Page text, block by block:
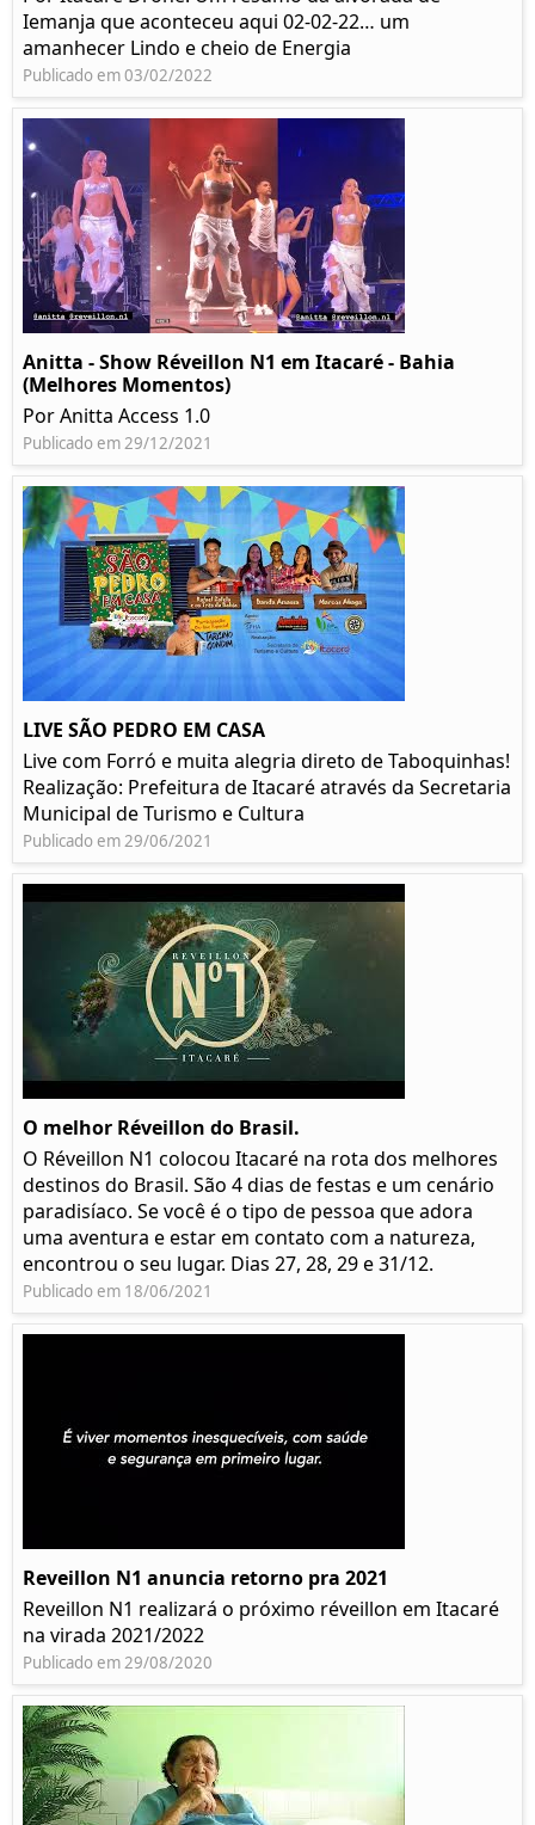
Iemanja que aconteceu aqui 02-02-22… um
amanhecer Lindo e cheio de Energia
Publicado em 03/02/2022
Anitta - Show Réveillon N1 em Itacaré - Bahia
(Melhores Momentos)
Por Anitta Access 1.0
Publicado em 29/12/2021
LIVE SÃO PEDRO EM CASA
Live com Forró e muita alegria direto de Taboquinhas!
Realização: Prefeitura de Itacaré através da Secretaria
Municipal de Turismo e Cultura
Publicado em 29/06/2021
O melhor Réveillon do Brasil.
O Réveillon N1 colocou Itacaré na rota dos melhores
destinos do Brasil. São 4 dias de festas e um cenário
paradisíaco. Se você é o tipo de pessoa que adora
uma aventura e estar em contato com a natureza,
encontrou o seu lugar. Dias 27, 28, 29 e 31/12.
Publicado em 18/06/2021
Reveillon N1 anuncia retorno pra 2021
Reveillon N1 realizará o próximo réveillon em Itacaré
na virada 2021/2022
Publicado em 29/08/2020